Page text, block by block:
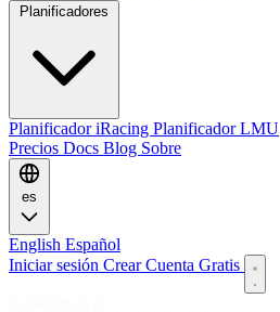
Planificador iRacing Planificador LMU
Precios Docs Blog Sobre
es
English Español
Iniciar sesión Crear Cuenta Gratis